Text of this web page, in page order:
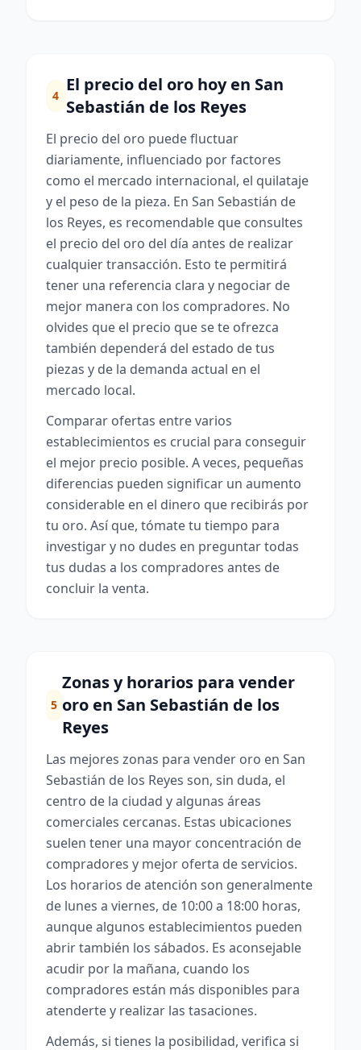
4
El precio del oro hoy en San
Sebastián de los Reyes
El precio del oro puede fluctuar
diariamente, influenciado por factores
como el mercado internacional, el quilataje
y el peso de la pieza. En San Sebastián de
los Reyes, es recomendable que consultes
el precio del oro del día antes de realizar
cualquier transacción. Esto te permitirá
tener una referencia clara y negociar de
mejor manera con los compradores. No
olvides que el precio que se te ofrezca
también dependerá del estado de tus
piezas y de la demanda actual en el
mercado local.
Comparar ofertas entre varios
establecimientos es crucial para conseguir
el mejor precio posible. A veces, pequeñas
diferencias pueden significar un aumento
considerable en el dinero que recibirás por
tu oro. Así que, tómate tu tiempo para
investigar y no dudes en preguntar todas
tus dudas a los compradores antes de
concluir la venta.
5
Zonas y horarios para vender
oro en San Sebastián de los
Reyes
Las mejores zonas para vender oro en San
Sebastián de los Reyes son, sin duda, el
centro de la ciudad y algunas áreas
comerciales cercanas. Estas ubicaciones
suelen tener una mayor concentración de
compradores y mejor oferta de servicios.
Los horarios de atención son generalmente
de lunes a viernes, de 10:00 a 18:00 horas,
aunque algunos establecimientos pueden
abrir también los sábados. Es aconsejable
acudir por la mañana, cuando los
compradores están más disponibles para
atenderte y realizar las tasaciones.
Además, si tienes la posibilidad, verifica si